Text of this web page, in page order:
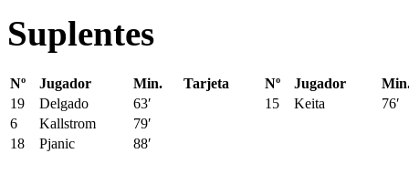
Suplentes
Nº Jugador Min. Tarjeta Nº Jugador
19
Delgado 63′ 15 Keita
76′
6
Kallstrom
79′
18
Pjanic 88′